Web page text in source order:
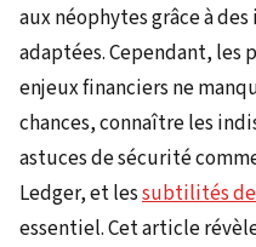
aux néophytes grâce à
adaptées. Cependant, les
enjeux financiers ne
chances, connaître les
astuces de sécurité
Ledger, et lessubtilités
essentiel. Cet article